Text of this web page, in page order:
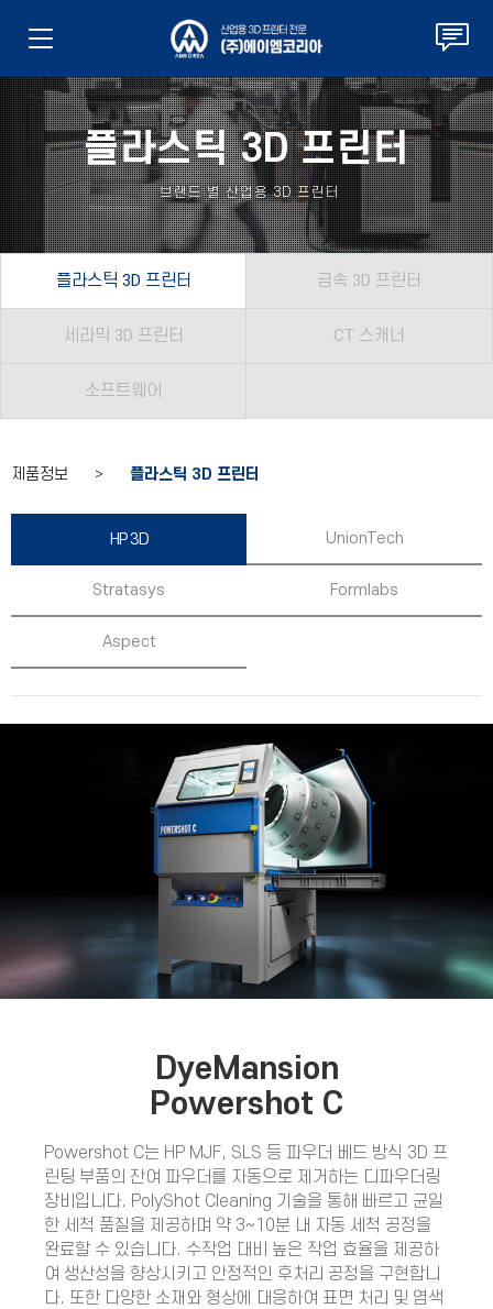
플라스틱 3D 프린터
브랜드 별 산업용 3D 프린터
플라스틱 3D 프린터 금속 3D 프린터
세라믹 3D 프린터 CT 스캐너
소프트웨어
제품정보 > 플라스틱 3D 프린터
HP 3D UnionTech
Stratasys Formlabs
Aspect
DyeMansion
Powershot C
Powershot C는 HP MJF, SLS 등 파우더 베드 방식 3D 프
린팅 부품의 잔여 파우더를 자동으로 제거하는 디파우더링
장비입니다. PolyShot Cleaning 기술을 통해 빠르고 균일
한 세척 품질을 제공하며 약 3~10분 내 자동 세척 공정을
완료할 수 있습니다. 수작업 대비 높은 작업 효율을 제공하
여 생산성을 향상시키고 안정적인 후처리 공정을 구현합니
다. 또한 다양한 소재와 형상에 대응하여 표면 처리 및 염색